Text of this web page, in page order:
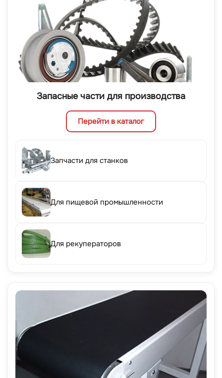
Запасные части для производства
Перейти в каталог
Запчасти для станков
Для пищевой промышленности
Для рекуператоров